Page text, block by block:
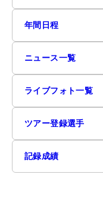
年間日程
ニュース一覧
ライブフォト一覧
ツアー登録選手
記録成績